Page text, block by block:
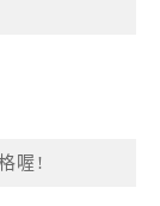
喔!